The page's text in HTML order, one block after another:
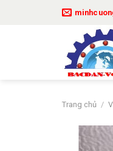
Trang chủ /